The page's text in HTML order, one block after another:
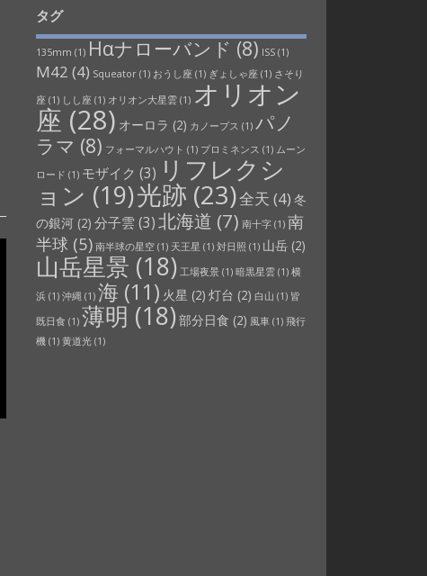
タグ
135mm (1) Hαナローバンド (8) ISS(1)
M42 (4) Squeator(1) おうし座 (1) ぎょしゃ座 (1) さそり
座 (1) しし座 (1) オリオン大星雲(1) オリオン
座 (28) オーロラ (2) カノープス (1) パノ
ラマ (8) フォーマルハウト (1) プロミネンス (1) ムーン
ロード (1) モザイク (3) リフレクシ
ョン (19)光跡 (23)全天 (4) 冬
の銀河(2) 分子雲 (3)北海道 (7) 南十字(1) 南
半球 (5) 南半球の星空(1) 天王星 (1) 対日照 (1) 山岳(2)
山岳星景 (18) 工場夜景(1) 暗黒星雲(1) 横
浜(1) 沖縄(1) 海 (11) 火星 (2) 灯台 (2) 白山 (1) 皆
既日食 (1) 薄明 (18)部分日食 (2) 風車(1) 飛行
機(1) 黄道光(1)